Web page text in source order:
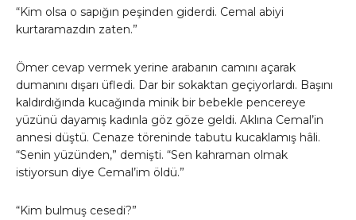
“Kim olsa o sapığın peşinden giderdi. Cemal abiyi
kurtaramazdın zaten.”
Ömer cevap vermek yerine arabanın camını açarak
dumanını dışarı üfledi. Dar bir sokaktan geçiyorlardı. Başını
kaldırdığında kucağında minik bir bebekle pencereye
yüzünü dayamış kadınla göz göze geldi. Aklına Cemal’in
annesi düştü. Cenaze töreninde tabutu kucaklamış hâli.
“Senin yüzünden,” demişti. “Sen kahraman olmak
istiyorsun diye Cemal’im öldü.”
“Kim bulmuş cesedi?”